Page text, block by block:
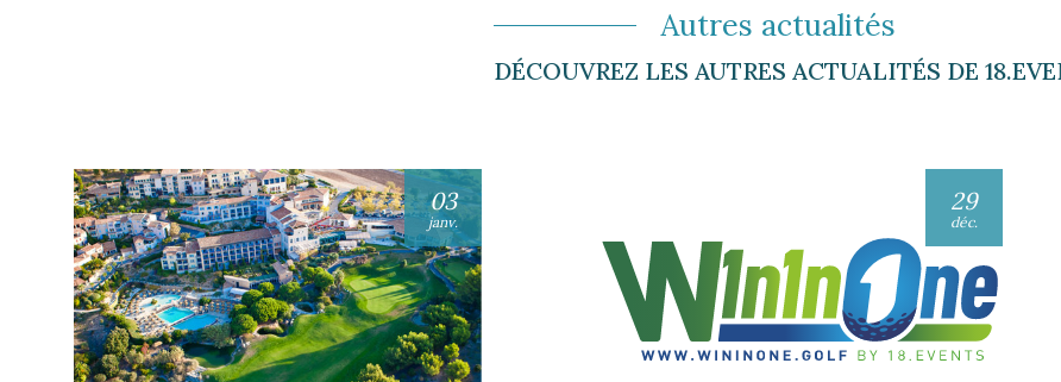
Autres actualités
DÉCOUVREZ LES AUTRES ACTUALITÉS DE
03
janv.
29
déc.